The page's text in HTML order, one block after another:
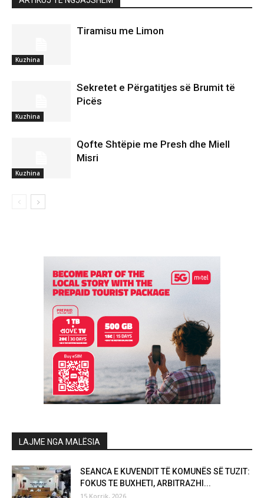
Kuzhina
Tiramisu me Limon
Kuzhina
Sekretet e Përgatitjes së Brumit të
Picës
Kuzhina
Qofte Shtëpie me Presh dhe Miell
Misri
LAJME NGA MALËSIA
SEANCA E KUVENDIT TË KOMUNËS SË TUZIT:
FOKUS TE BUXHETI, ARBITRAZHI...
15 Korrik, 2026